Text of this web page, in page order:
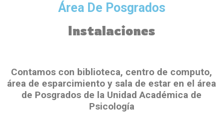
Área De Posgrados
Instalaciones
Contamos con biblioteca, centro de computo,
área de esparcimiento y sala de estar en el área
de Posgrados de la Unidad Académica de
Psicología